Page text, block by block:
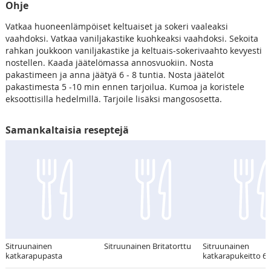
Ohje
Vatkaa huoneenlämpöiset keltuaiset ja sokeri vaaleaksi
vaahdoksi. Vatkaa vaniljakastike kuohkeaksi vaahdoksi. Sekoita
rahkan joukkoon vaniljakastike ja keltuais-sokerivaahto kevyesti
nostellen. Kaada jäätelömassa annosvuokiin. Nosta
pakastimeen ja anna jäätyä 6 - 8 tuntia. Nosta jäätelöt
pakastimesta 5 -10 min ennen tarjoilua. Kumoa ja koristele
eksoottisilla hedelmillä. Tarjoile lisäksi mangososetta.
Samankaltaisia reseptejä
Sitruunainen
katkarapupasta
Sitruunainen Britatorttu
Sitruunainen
katkarapukeitto